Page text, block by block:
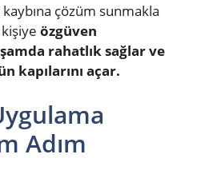
çözüm sunmakla
özgüven
rahatlık sağlar ve
kapılarını açar.
Adım